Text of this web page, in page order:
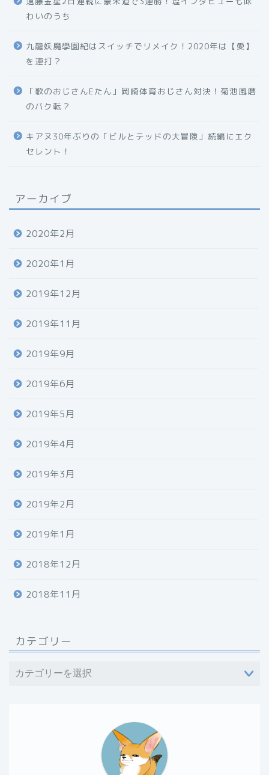
わいのうち
九龍妖魔學園紀はスイッチでリメイク！2020年は【愛】
を連打？
「歌のおじさんEたん」岡崎体育おじさん対決！菊池風磨
のバク転？
キアヌ30年ぶりの「ビルとテッドの大冒険」続編にエク
セレント！
アーカイブ
2020年2月
2020年1月
2019年12月
2019年11月
2019年9月
2019年6月
2019年5月
2019年4月
2019年3月
2019年2月
2019年1月
2018年12月
2018年11月
カテゴリー